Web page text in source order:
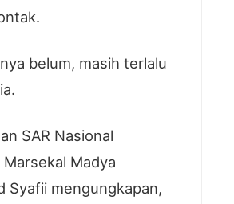
belum, masih terlalu
SAR Nasional
Madya
Syafii mengungkapan,